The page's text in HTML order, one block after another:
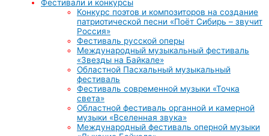
Фестивали и конкурсы
Конкурс поэтов и композиторов на создание
патриотической песни «Поёт Сибирь – звучит
Россия»
Фестиваль русской оперы
Международный музыкальный фестиваль
«Звезды на Байкале»
Областной Пасхальный музыкальный
фестиваль
Фестиваль современной музыки «Точка
света»
Областной фестиваль органной и камерной
музыки «Вселенная звука»
Международный фестиваль оперной музыки